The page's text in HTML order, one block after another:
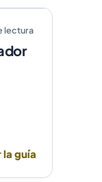
lectura
la guía